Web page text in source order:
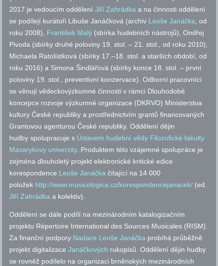
2017 je vedoucím odděleníJiří Zahrádkaa na činnosti oddělení
se podílejí kurátoři Libuše Janáčková (archiv Leoše Janáčka, od
roku 2008), František Malý (sbírka hudebních nástrojů), Ondřej
Pivoda (sbírky druhé poloviny 19.stol. – 21.stol., od roku 2010),
Michaela Ratolístková (sbírky 17.–18.stol. a starších období, od
roku 2016) a Simona Šindlářová (sbírky konce 18.stol. – první
poloviny 19.stol., preventivní konzervace). Odborní pracovníci
se věnují vědeckovýzkumné činnosti v rámci Dlouhodobé
koncepce rozvoje výzkumné organizace (DKRVO) Ministerstva
kultury České republiky a prostřednictvím grantů financovaných
Grantovou agenturou České republiky. Oddělení dějin
hudby spolupracuje s Ústavem hudební vědy Filozofické fakulty
Masarykovy univerzity. Produktem této vzájemné spolupráce je
zejména dlouholetý projekt elektronické kritické edice
korespondence Leoše Janáčka čítající na 14 000
položek http://www.musicologica.cz/korespondencejanacek/ (ed.
Jiří Zahrádka a kolektiv).
Oddělení se dále podílí na mezinárodním katalogizačním
projektu Répertoire International des Sources Musicales (RISM).
Za finanční podpory Nadace Leoše Janáčka probíhá průběžně
projekt digitalizaceJanáčkových rukopisů. Oddělení dějin hudby
se rovněž podílelo na organizaci brněnských mezinárodních